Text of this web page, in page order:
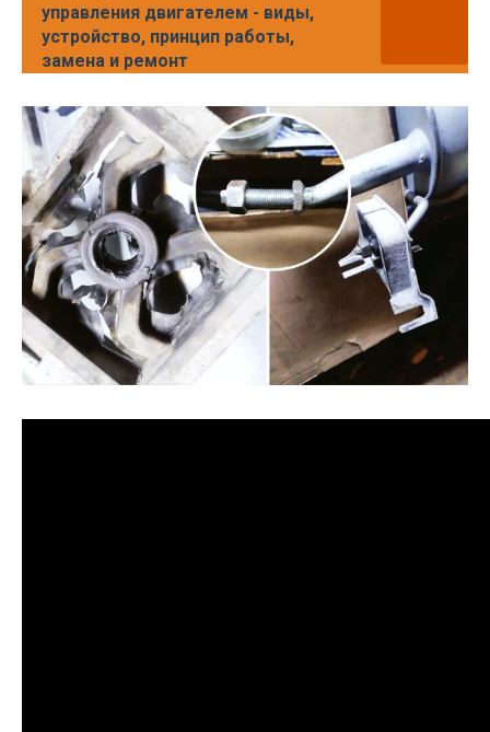
управления двигателем - виды,
устройство, принцип работы,
замена и ремонт